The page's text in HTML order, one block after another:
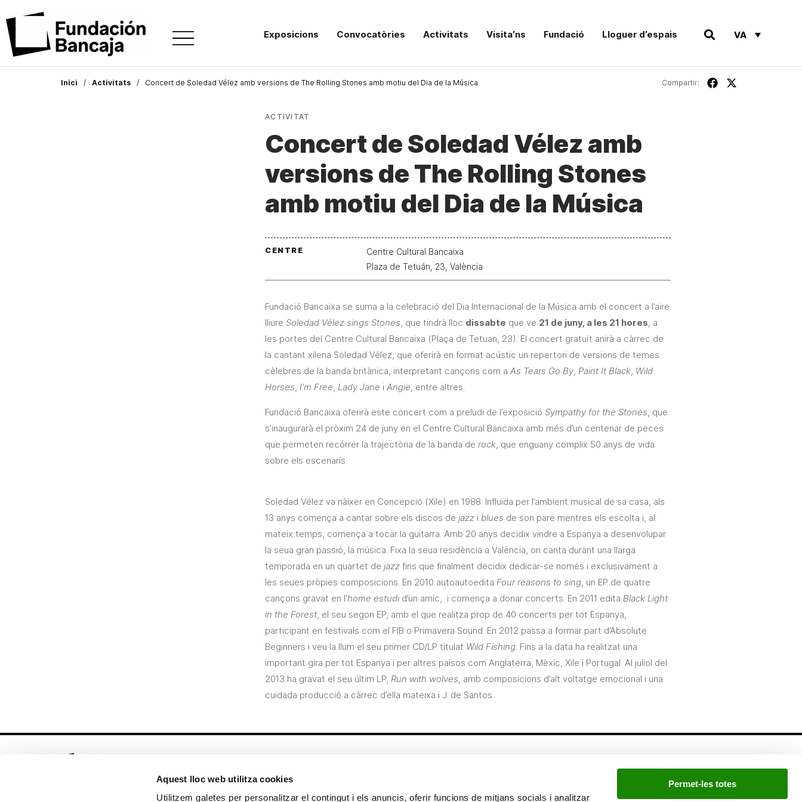
Aquest lloc web utilitza cookies
Utilitzem galetes per personalitzar el contingut i els anuncis, oferir funcions de mitjans socials i analitzar
Permet-les totes
Exposicions Convocatòries Activitats Visita’ns Fundació Lloguer d’espais VA
Inici Activitats Concert de Soledad Vélez amb versions de The Rolling Stones amb motiu del Dia de la Música Compartir:
ACTIVITAT
Concert de Soledad Vélez amb
versions de The Rolling Stones
amb motiu del Dia de la Música
CENTRE
Centre Cultural Bancaixa
Plaza de Tetuán, 23, València
Fundació Bancaixa se suma a la celebració del Dia Internacional de la Música amb el concert a l’aire
lliure Soledad Vélez sings Stones, que tindrà lloc dissabte que ve 21 de juny, a les 21 hores, a
les portes del Centre Cultural Bancaixa (Plaça de Tetuan, 23). El concert gratuït anirà a càrrec de
la cantant xilena Soledad Vélez, que oferirà en format acústic un repertori de versions de temes
cèlebres de la banda britànica, interpretant cançons com a As Tears Go By, Paint It Black, Wild
Horses, I’m Free, Lady Jane i Angie, entre altres.
Fundació Bancaixa oferirà este concert com a preludi de l’exposició Sympathy for the Stones, que
s’inaugurarà el pròxim 24 de juny en el Centre Cultural Bancaixa amb més d’un centenar de peces
que permeten recórrer la trajectòria de la banda de rock, que enguany complix 50 anys de vida
sobre els escenaris.
Soledad Vélez va nàixer en Concepció (Xile) en 1988. Influïda per l’ambient musical de sa casa, als
13 anys comença a cantar sobre els discos de jazz i blues de son pare mentres els escolta i, al
mateix temps, comença a tocar la guitarra. Amb 20 anys decidix vindre a Espanya a desenvolupar
la seua gran passió, la música. Fixa la seua residència a València, on canta durant una llarga
temporada en un quartet de jazz fins que finalment decidix dedicar-se només i exclusivament a
les seues pròpies composicions. En 2010 autoautoedita Four reasons to sing, un EP de quatre
cançons gravat en l’home estudid’un amic, i comença a donar concerts. En 2011 edita Black Light
in the Forest, el seu segon EP, amb el que realitza prop de 40 concerts per tot Espanya,
participant en festivals com el FIB o Primavera Sound. En 2012 passa a formar part d’Absolute
Beginners i veu la llum el seu primer CD/LP titulat Wild Fishing. Fins a la data ha realitzat una
important gira per tot Espanya i per altres països com Anglaterra, Mèxic, Xile i Portugal. Al juliol del
2013 ha gravat el seu últim LP, Run with wolves, amb composicions d’alt voltatge emocional i una
cuidada producció a càrrec d’ella mateixa i J. de Santos.
Si quieres estar a la última, inscríbete a nuestra